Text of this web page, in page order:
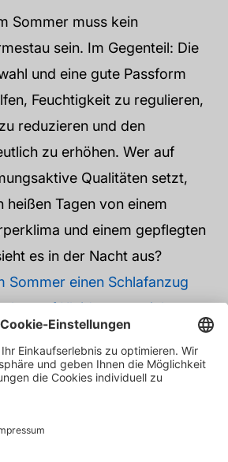
Sommer muss kein
sein. Im Gegenteil: Die
und eine gute Passform
Feuchtigkeit zu regulieren,
reduzieren und den
zu erhöhen. Wer auf
Qualitäten setzt,
heißen Tagen von einem
und einem gepflegten
es in der Nacht aus?
Sommer einen Schlafanzug
auf Kleidung verzichten